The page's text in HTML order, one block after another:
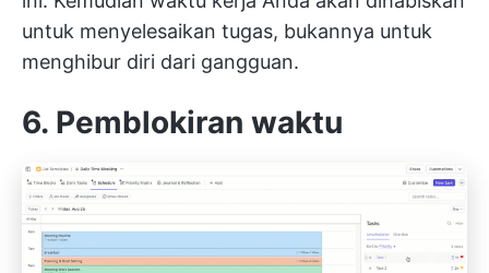
untuk menyelesaikan tugas, bukannya untuk
menghibur diri dari gangguan.
6. Pemblokiran waktu